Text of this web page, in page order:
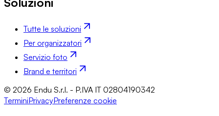
Tutte le soluzioni
Per organizzatori
Servizio foto
Brand e territori
© 2026 Endu S.r.l. - P.IVA IT 02804190342
TerminiPrivacyPreferenze cookie